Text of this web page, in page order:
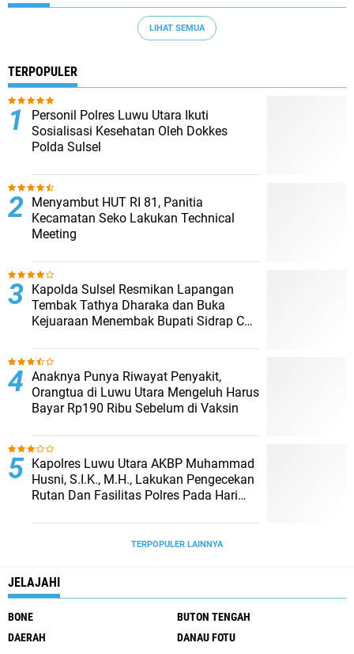
LIHAT SEMUA
TERPOPULER
Personil Polres Luwu Utara Ikuti
Sosialisasi Kesehatan Oleh Dokkes
Polda Sulsel
Menyambut HUT RI 81, Panitia
Kecamatan Seko Lakukan Technical
Meeting
Kapolda Sulsel Resmikan Lapangan
Tembak Tathya Dharaka dan Buka
Kejuaraan Menembak Bupati Sidrap Cup
Anaknya Punya Riwayat Penyakit,
Orangtua di Luwu Utara Mengeluh Harus
Bayar Rp190 Ribu Sebelum di Vaksin
Kapolres Luwu Utara AKBP Muhammad
Husni, S.I.K., M.H., Lakukan Pengecekan
Rutan Dan Fasilitas Polres Pada Hari
TERPOPULER LAINNYA
JELAJAHI
BONE
BUTON TENGAH
DAERAH
DANAU FOTU